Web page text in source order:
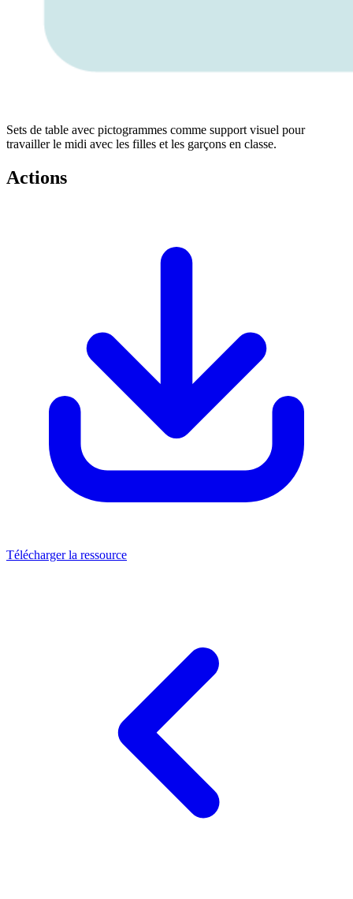
Sets de table avec pictogrammes comme support visuel pour
travailler le midi avec les filles et les garçons en classe.
Actions
Télécharger la ressource